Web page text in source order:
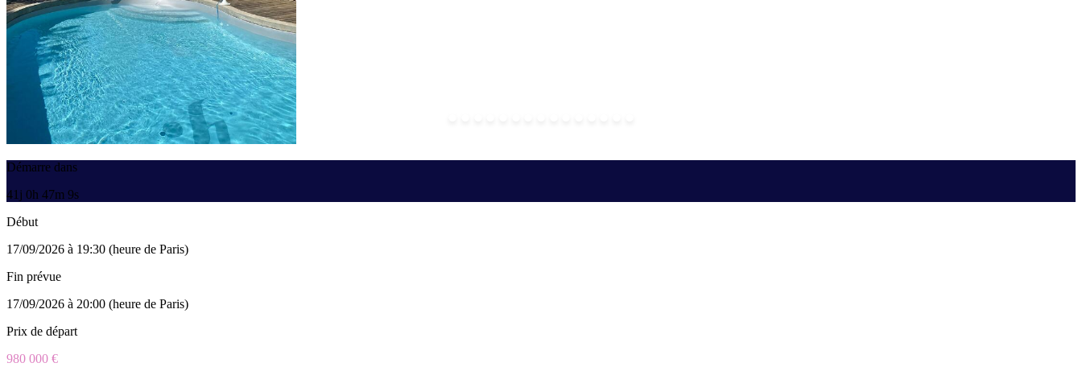
Démarre dans
41j 0h 47m 9s
Début
17/09/2026 à 19:30 (heure de Paris)
Fin prévue
17/09/2026 à 20:00 (heure de Paris)
Prix de départ
980 000 €